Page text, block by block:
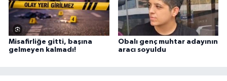
Misafirliğe gitti, başına
gelmeyen kalmadı!
Obalı genç muhtar adayının
aracı soyuldu